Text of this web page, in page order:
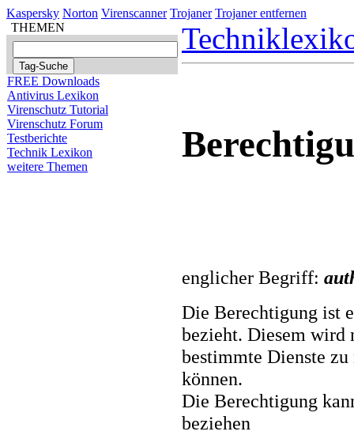
Kaspersky Norton Virenscanner Trojaner Trojaner entfernen
THEMEN
FREE Downloads
Antivirus Lexikon
Virenschutz Tutorial
Virenschutz Forum
Testberichte
Technik Lexikon
weitere Themen
englicher Begriff:
Die Berechtigung ist
bezieht. Diesem wird
bestimmte Dienste
können.
Die Berechtigung
beziehen